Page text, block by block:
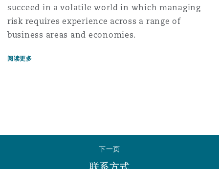
succeed in a volatile world in which managing
risk requires experience across a range of
business areas and economies.
阅读更多
下一页